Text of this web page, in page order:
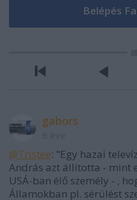
gabors
@Tristee: "Egy hazai
András azt állította - mint
USÁ-ban élő személy - ,
Államokban pl. sérülést